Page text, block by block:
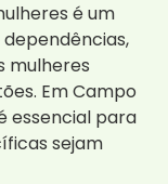
é um
mulheres
Em Campo
essencial para
sejam